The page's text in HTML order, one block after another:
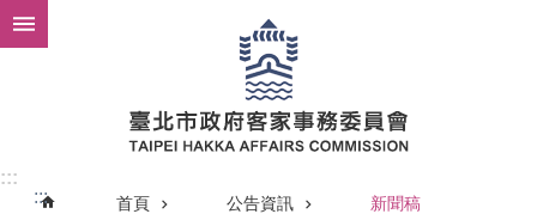
跳到主要內容區塊
:::
:::
首頁 公告資訊 新聞稿